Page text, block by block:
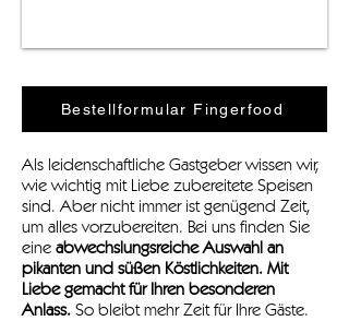
Bestellformular Fingerfood
Als leidenschaftliche Gastgeber wissen wir,
wie wichtig mit Liebe zubereitete Speisen
sind. Aber nicht immer ist genügend Zeit,
um alles vorzubereiten. Bei uns finden Sie
eine abwechslungsreiche Auswahl an
pikanten und süßen Köstlichkeiten. Mit
Liebe gemacht für Ihren besonderen
Anlass. So bleibt mehr Zeit für Ihre Gäste.